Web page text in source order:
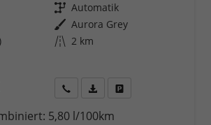
Getriebe Automatik
Außenfarbe Aurora Grey
Kilometerstand 2 km
anfordern
Datei,
5,80 l/100km